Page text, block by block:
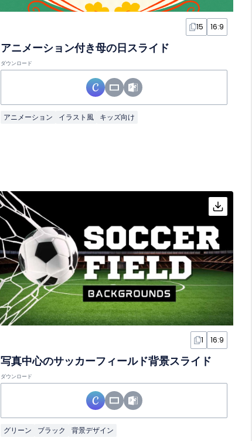
15 16:9
アニメーション付き母の日スライド
ダウンロード
アニメーション イラスト風 キッズ向け
1 16:9
写真中心のサッカーフィールド背景スライド
ダウンロード
グリーン ブラック 背景デザイン